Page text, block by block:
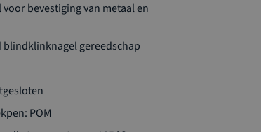
bevestiging van metaal en
blindklinknagel gereedschap
POM